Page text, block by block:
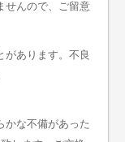
せんので、ご留意
があります。不良
かな不備があった